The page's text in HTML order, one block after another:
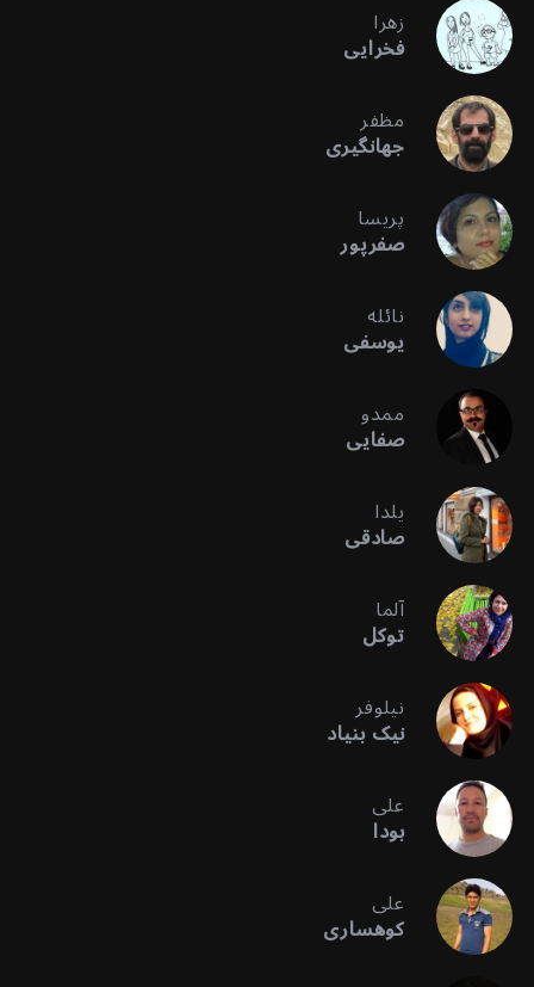
زهرا
فخرایی
مظفر
جهانگیری
پریسا
صفرپور
نائله
یوسفی
ممدو
صفایی
یلدا
صادقی
آلما
توکل
نیلوفر
نیک بنیاد
علی
بودا
علی
کوهساری